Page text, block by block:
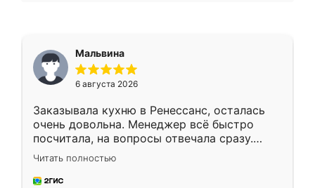
Мальвина
6 августа 2026
Заказывала кухню в Ренессанс, осталась
очень довольна. Менеджер всё быстро
посчитала, на вопросы отвечала сразу.
Замерщик приехал в субботу, подошёл к
делу со всей ответственностью. Собрали
за день, ребята работали аккуратно, даже
Читать полностью